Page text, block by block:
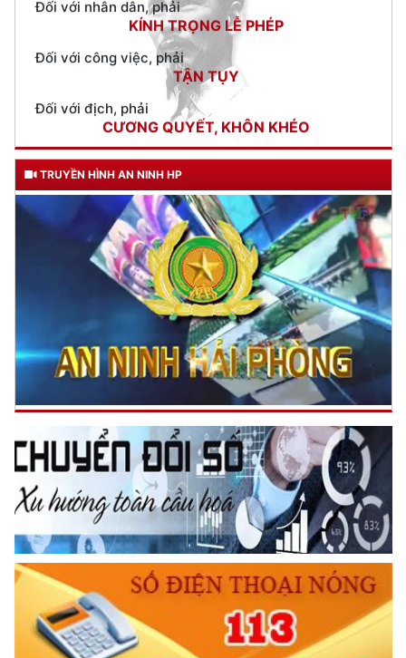
TẬN TỤY
CƯƠNG QUYẾT, KHÔN KHÉO
Trích thư Chủ tịch Hồ Chí Minh
gửi Công an Khu XII,
ngày 11 tháng 3 năm 1948.
TRUYỀN HÌNH AN NINH HP